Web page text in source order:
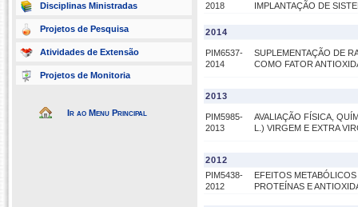
Disciplinas Ministradas
Projetos de Pesquisa
Atividades de Extensão
Projetos de Monitoria
Ir ao Menu Principal
2018
IMPLANTAÇÃO DE
2014
PIM6537-
2014
SUPLEMENTAÇÃO DE
COMO FATOR
2013
PIM5985-
2013
AVALIAÇÃO FÍSICA,
L.) VIRGEM E EXTRA
2012
PIM5438-
2012
EFEITOS
PROTEÍNAS E